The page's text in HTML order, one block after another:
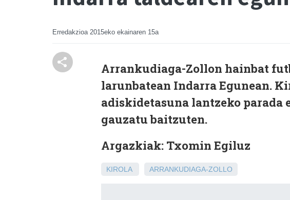
Erredakzioa 2015eko ekainaren 15a
Arrankudiaga-Zollon hainbat
larunbatean Indarra Egunean.
adiskidetasuna lantzeko parada
gauzatu baitzuten.
Argazkiak: Txomin Egiluz
KIROLA ARRANKUDIAGA-ZOLLO